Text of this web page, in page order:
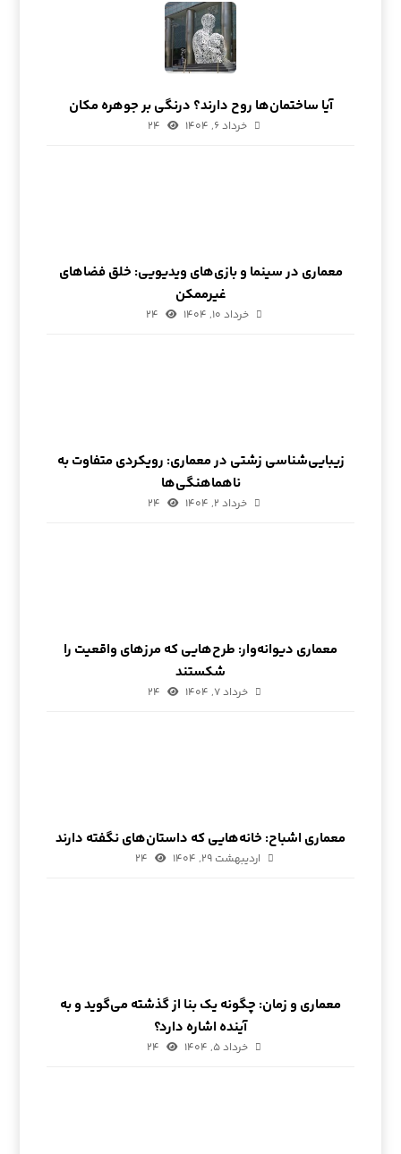
آیا ساختمان‌ها روح دارند؟ درنگی بر جوهره مکان
خرداد ۶, ۱۴۰۴ ۲۴
معماری در سینما و بازی‌های ویدیویی: خلق فضاهای
غیرممکن
خرداد ۱۰, ۱۴۰۴ ۲۴
زیبایی‌شناسی زشتی در معماری: رویکردی متفاوت به
ناهماهنگی‌ها
خرداد ۲, ۱۴۰۴ ۲۴
معماری دیوانه‌وار: طرح‌هایی که مرزهای واقعیت را
شکستند
خرداد ۷, ۱۴۰۴ ۲۴
معماری اشباح: خانه‌هایی که داستان‌های نگفته دارند
اردیبهشت ۲۹, ۱۴۰۴ ۲۴
معماری و زمان: چگونه یک بنا از گذشته می‌گوید و به
آینده اشاره دارد؟
خرداد ۵, ۱۴۰۴ ۲۴